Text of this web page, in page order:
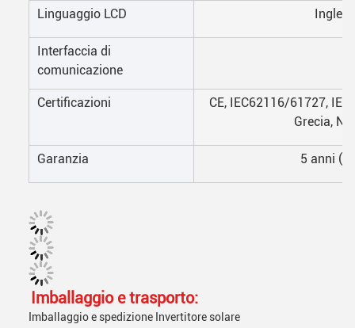
Linguaggio LCD
Interfaccia di
comunicazione
Certificazioni
CE, IEC62116/61727,
Grecia,
Garanzia 5 anni
Imballaggio e trasporto:
Imballaggio e spedizione Invertitore solare